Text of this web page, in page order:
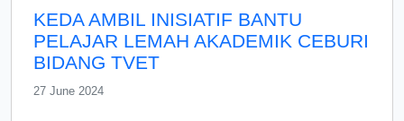
KEDA AMBIL INISIATIF BANTU
PELAJAR LEMAH AKADEMIK CEBURI
BIDANG TVET
27 June 2024